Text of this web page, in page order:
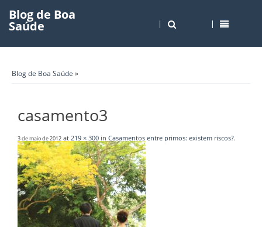
Blog de Boa
Saúde
Blog de Boa Saúde »
casamento3
3 de maio de 2012 at 219 × 300 in Casamentos entre primos: existem riscos?.